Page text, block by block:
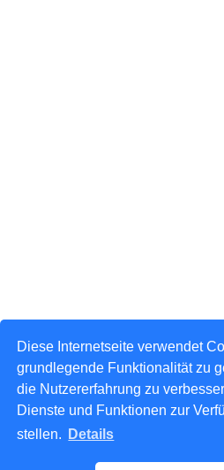
Diese Internetseite verwendet
grundlegende Funktionalität zu
die Nutzererfahrung zu
Dienste und Funktionen zur
stellen.
Details